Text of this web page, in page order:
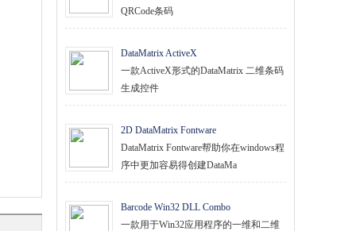
QRCode条码
DataMatrix ActiveX
一款ActiveX形式的DataMatrix 二维条码
生成控件
2D DataMatrix Fontware
DataMatrix Fontware帮助你在windows程
序中更加容易得创建DataMa
Barcode Win32 DLL Combo
一款用于Win32应用程序的一维和二维